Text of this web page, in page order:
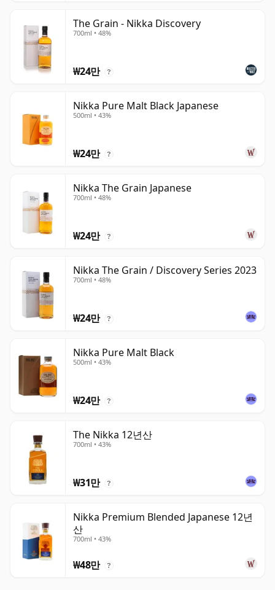
The Grain - Nikka Discovery
700ml • 48%
₩24만 ?
Nikka Pure Malt Black Japanese
500ml • 43%
₩24만 ?
Nikka The Grain Japanese
700ml • 48%
₩24만 ?
Nikka The Grain / Discovery Series 2023
700ml • 48%
₩24만 ?
Nikka Pure Malt Black
500ml • 43%
₩24만 ?
The Nikka 12년산
700ml • 43%
₩31만 ?
Nikka Premium Blended Japanese 12년
산
700ml • 43%
₩48만 ?